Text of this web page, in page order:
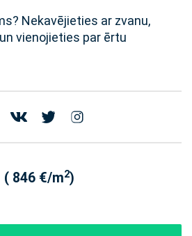
Nekavējieties ar zvanu,
vienojieties par ērtu
( 846 €/m2)